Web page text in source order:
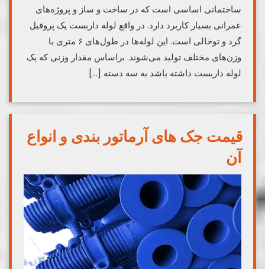
ساختمانی اساسی است که در ساخت و ساز و پروژه‌های
عمرانی بسیار کاربرد دارد. در واقع لوله داربست یک پروفیل
گرد و توخالی است. این لوله‌ها در طول‌های ۶ متری با
وزن‌های مختلف تولید می‌شوند. براساس مقدار وزنی که یک
لوله داربست داشته باشد به سه دسته […]
قیمت جک های آرماتور بندی و انواع
آن